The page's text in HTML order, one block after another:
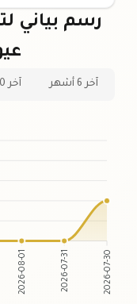
رسم بياني
عيور 24
آخر 6 أشهر آخر 90 يوم
2026-08-01 2026-07-31 2026-07-30